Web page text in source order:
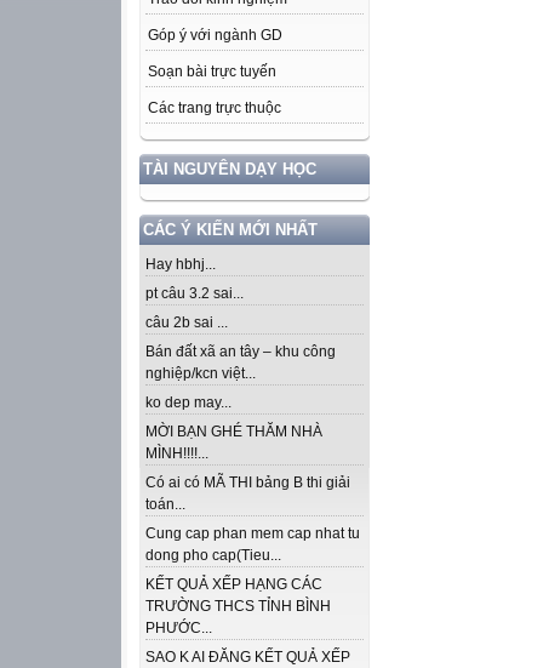
Góp ý với ngành GD
Soạn bài trực tuyến
Các trang trực thuộc
TÀI NGUYÊN DẠY HỌC
CÁC Ý KIẾN MỚI NHẤT
Hay hbhj...
pt câu 3.2 sai...
câu 2b sai ...
Bán đất xã an tây – khu công
nghiệp/kcn việt...
ko dep may...
MỜI BẠN GHÉ THĂM NHÀ
MÌNH!!!!...
Có ai có MÃ THI bảng B thi giải
toán...
Cung cap phan mem cap nhat tu
dong pho cap(Tieu...
KẾT QUẢ XẾP HẠNG CÁC
TRƯỜNG THCS TỈNH BÌNH
PHƯỚC...
SAO K AI ĐĂNG KẾT QUẢ XẾP